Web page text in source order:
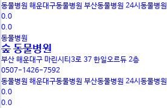
동물병원 해운대구동물병원 부산동물병원 24시동물병원
0.0
0.0
동물병원
숲 동물병원
부산 해운대구 마린시티3로 37 한일오르듀 2층
0507-1426-7592
동물병원 해운대구동물병원 부산동물병원 24시동물병원
0.0
0.0